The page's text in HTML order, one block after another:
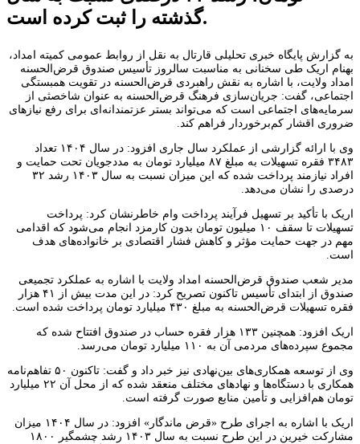
گذشته را ثبت کرده است.
به گزارش پایگاه خبری تحلیلی قارتال به نقل از روابط عمومی کمیته امداد،
بهنام اریک طی سخنانی به مناسبت سالروز تأسیس صندوق قرض‌الحسنه
امداد ولایت، با اشاره به نقش راهبردی قرض‌الحسنه در تقویت همبستگی
اجتماعی، گفت: جریان‌سازی فرهنگ قرض‌الحسنه به عنوان شاخصثی از
سرمایه‌های اجتماعی است که می‌تواند بستر عزتمندانه‌ای برای رفع نیازهای
ضروری اقشار کم‌برخوردار فراهم کند.
وی با ارائه گزارشی از عملکرد سال جاری افزود: در سال ۱۴۰۴ تعداد
۳۴۸۳ فقره تسهیلات به مبلغ ۸۷ میلیارد تومان به مددجویان تحت حمایت و
افراد نیازمند پرداخت شده که این میزان نسبت به سال ۱۴۰۳ رشد ۳۲
درصدی را نشان می‌دهد.
اریک با تأکید بر تسهیل فرآیند پرداخت وام خاطرنشان کرد: پرداخت
تسهیلات تا سقف ۱۰ میلیون تومان بدون کارمزد انجام می‌شود که اقدامی
مهم در جهت حمایت مؤثر و کاهش فشار اقتصادی بر خانواده‌های هدف
است.
مدیر شعب صندوق قرض‌الحسنه امداد ولایت با اشاره به عملکرد تجمیعی
صندوق از ابتدای تأسیس تاکنون تصریح کرد: در این مدت بیش از ۴۱ هزار
فقره تسهیلات قرض‌الحسنه به مبلغ ۴۳۰ میلیارد تومان پرداخت شده است.
اریک افزود: همچنین ۱۳۳ هزار فقره حساب در صندوق افتتاح شده که
مجموع سپرده‌های مردمی آن به ۱۱۰ میلیارد تومان می‌رسد.
وی از توسعه همکاری‌های بین‌نهادی نیز خبر داد و گفت: تاکنون ۵۰ تفاهم‌نامه
همکاری با دستگاه‌ها و نهادهای مختلف منعقد شده که از محل آن ۲۲ میلیارد
تومان هم‌افزایی و تأمین منابع صورت گرفته است.
اریک با اشاره به اجرای طرح «قرض ماندگار» افزود: در سال ۱۴۰۴ میزان
مشارکت خیرین در این طرح نسبت به سال ۱۴۰۳ رشد چشمگیر ۱۸۰۰